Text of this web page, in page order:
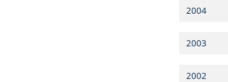
2004
2003
2002